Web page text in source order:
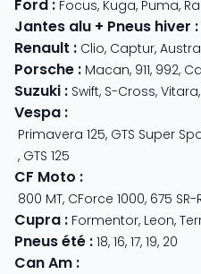
Ford : Focus, Kuga, Puma,
Jantes alu + Pneus hiver :
Renault : Clio, Captur,
Porsche : Macan, 911, 992,
Suzuki : Swift, S-Cross, Vitara,
Vespa :
Primavera 125, GTS Super
, GTS 125
CF Moto :
800 MT, CForce 1000, 675 SR-
Cupra : Formentor, Leon,
Pneus été : 18, 16, 17, 19, 20
Can Am :